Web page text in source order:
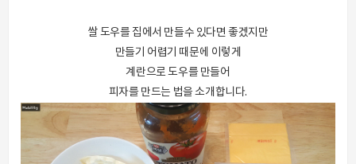
쌀 도우를 집에서 만들수 있다면 좋겠지만
만들기 어렵기 때문에 이렇게
계란으로 도우를 만들어
피자를 만드는 법을 소개합니다.